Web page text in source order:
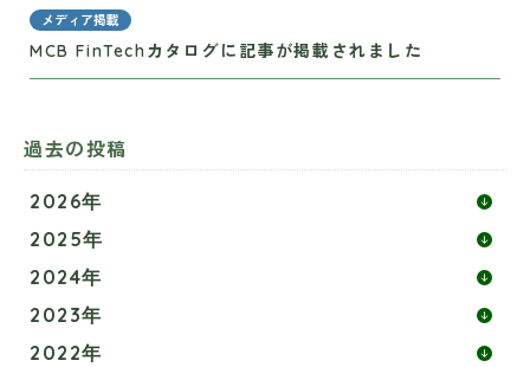
メディア掲載
MCB FinTechカタログに記事が掲載されました
過去の投稿
2026年
2025年
2024年
2023年
2022年